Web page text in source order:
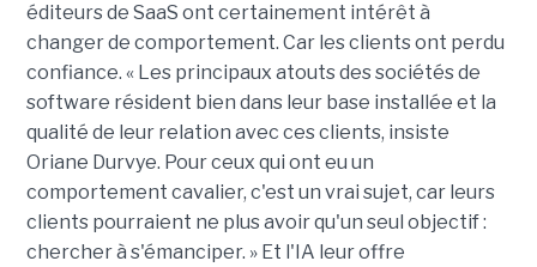
éditeurs de SaaS ont certainement intérêt à
changer de comportement. Car les clients ont perdu
confiance. « Les principaux atouts des sociétés de
software résident bien dans leur base installée et la
qualité de leur relation avec ces clients, insiste
Oriane Durvye. Pour ceux qui ont eu un
comportement cavalier, c'est un vrai sujet, car leurs
clients pourraient ne plus avoir qu'un seul objectif :
chercher à s'émanciper. » Et l'IA leur offre